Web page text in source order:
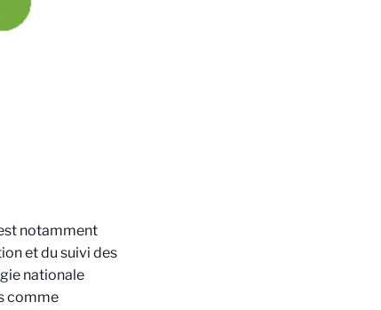
notamment
et du suivi des
nationale
comme